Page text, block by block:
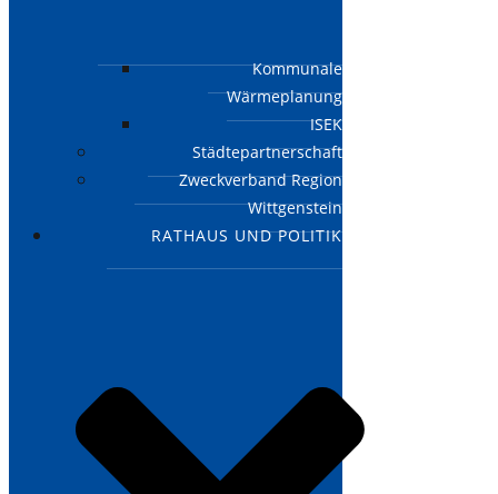
Kommunale
Wärmeplanung
ISEK
Städtepartnerschaft
Zweckverband Region
Wittgenstein
RATHAUS UND POLITIK